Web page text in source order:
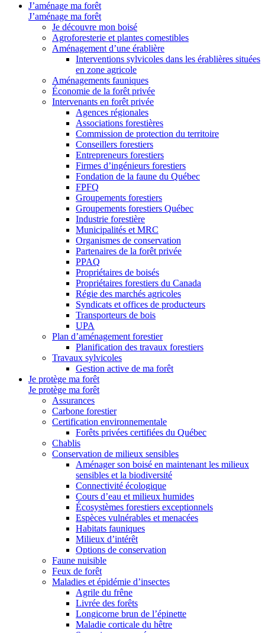
J’aménage ma forêt
J’aménage ma forêt
Je découvre mon boisé
Agroforesterie et plantes comestibles
Aménagement d’une érablière
Interventions sylvicoles dans les érablières situées
en zone agricole
Aménagements fauniques
Économie de la forêt privée
Intervenants en forêt privée
Agences régionales
Associations forestières
Commission de protection du territoire
Conseillers forestiers
Entrepreneurs forestiers
Firmes d’ingénieurs forestiers
Fondation de la faune du Québec
FPFQ
Groupements forestiers
Groupements forestiers Québec
Industrie forestière
Municipalités et MRC
Organismes de conservation
Partenaires de la forêt privée
PPAQ
Propriétaires de boisés
Propriétaires forestiers du Canada
Régie des marchés agricoles
Syndicats et offices de producteurs
Transporteurs de bois
UPA
Plan d’aménagement forestier
Planification des travaux forestiers
Travaux sylvicoles
Gestion active de ma forêt
Je protège ma forêt
Je protège ma forêt
Assurances
Carbone forestier
Certification environnementale
Forêts privées certifiées du Québec
Chablis
Conservation de milieux sensibles
Aménager son boisé en maintenant les milieux
sensibles et la biodiversité
Connectivité écologique
Cours d’eau et milieux humides
Écosystèmes forestiers exceptionnels
Espèces vulnérables et menacées
Habitats fauniques
Milieux d’intérêt
Options de conservation
Faune nuisible
Feux de forêt
Maladies et épidémie d’insectes
Agrile du frêne
Livrée des forêts
Longicorne brun de l’épinette
Maladie corticale du hêtre